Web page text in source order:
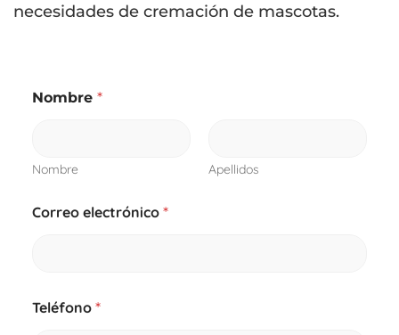
necesidades de cremación de mascotas.
Nombre *
Nombre Apellidos
Correo electrónico *
Teléfono *